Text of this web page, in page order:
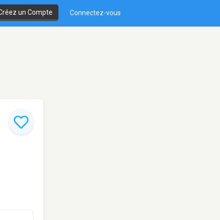
un Compte Connectez-vous